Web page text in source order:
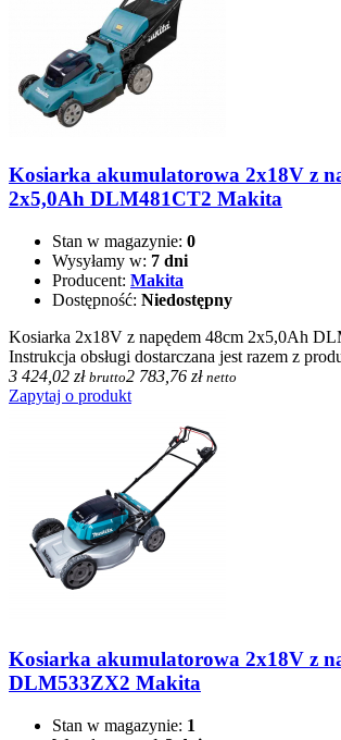
Kosiarka akumulatorowa 2x18V z
2x5,0Ah DLM481CT2 Makita
Stan w magazynie: 0
Wysyłamy w: 7 dni
Producent: Makita
Dostępność: Niedostępny
Kosiarka 2x18V z napędem 48cm 2x5,0Ah
Instrukcja obsługi dostarczana jest razem z
3 424,02 zł brutto2 783,76 zł netto
Zapytaj o produkt
Kosiarka akumulatorowa 2x18V z
DLM533ZX2 Makita
Stan w magazynie: 1